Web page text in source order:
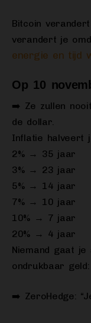
Bitcoin
verandert je
energie en tijd
Op 10
➡️ Ze zullen
de dollar.
Inflatie halveert
2% → 35 jaar
3% → 23 jaar
5% → 14 jaar
7% → 10 jaar
10% → 7 jaar
20% → 4 jaar
Niemand gaat
ondrukbaar
➡️ ZeroHedge: